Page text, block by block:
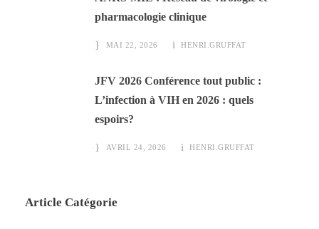
pharmacologie clinique
MAI 22, 2026 HENRI.GRUFFAT
JFV 2026 Conférence tout public :
L’infection à VIH en 2026 : quels
espoirs?
AVRIL 24, 2026 HENRI.GRUFFAT
Article Catégorie